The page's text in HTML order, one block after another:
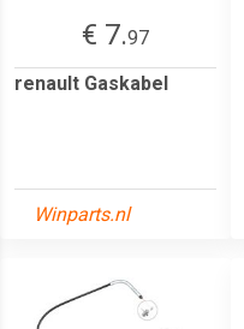
€ 7.97
renault Gaskabel
Winparts.nl